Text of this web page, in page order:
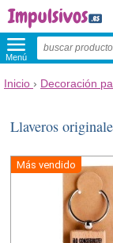
Menú
Inicio › Decoración
Llaveros
Más vendido